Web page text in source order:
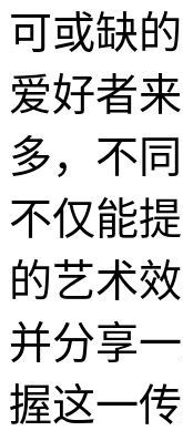
可或缺
爱好者
多，不
不仅能
的艺术
并分享
握这一